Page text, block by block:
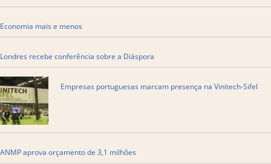
Economia mais e menos
Londres recebe conferência sobre a Diáspora
Empresas portuguesas marcam presença na Vinitech-Sifel
ANMP aprova orçamento de 3,1 milhões